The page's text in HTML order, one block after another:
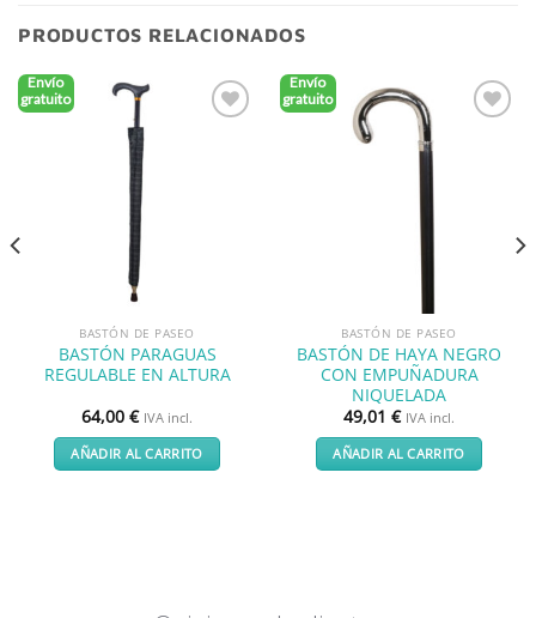
PRODUCTOS RELACIONADOS
Envío
gratuito
BASTÓN DE PASEO
BASTÓN PARAGUAS
REGULABLE EN ALTURA
64,00 € IVA incl.
AÑADIR AL CARRITO
Envío
gratuito
BASTÓN DE PASEO
BASTÓN DE HAYA NEGRO
CON EMPUÑADURA
NIQUELADA
49,01 € IVA incl.
AÑADIR AL CARRITO